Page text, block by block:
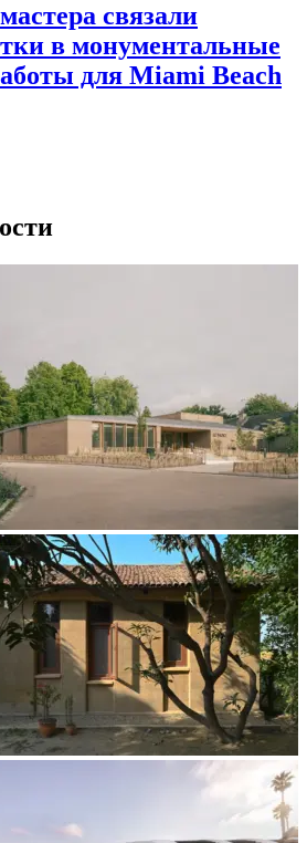
связали
в монументальные
для Miami Beach